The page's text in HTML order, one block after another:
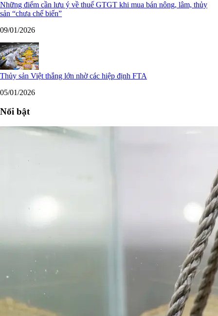
Những điểm cần lưu ý về thuế GTGT khi mua bán nông, lâm, thủy
sản “chưa chế biến”
09/01/2026
Thủy sản Việt thắng lớn nhờ các hiệp định FTA
05/01/2026
Nổi bật